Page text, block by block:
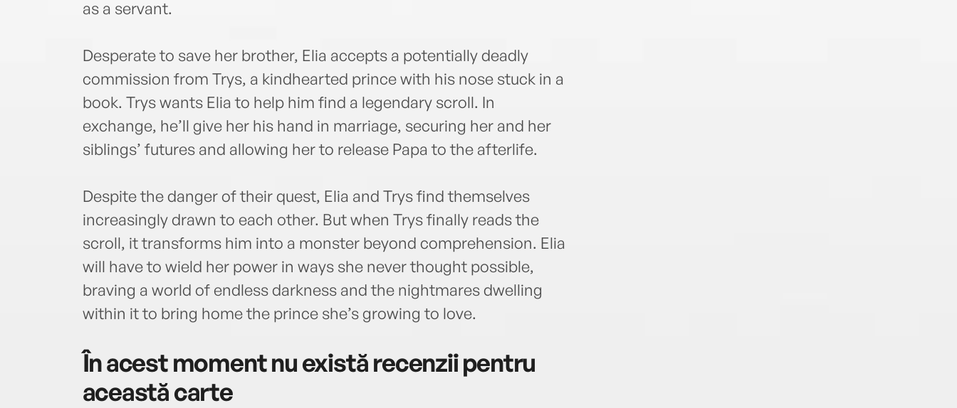
as a servant.
Desperate to save her brother, Elia accepts a potentially deadly
commission from Trys, a kindhearted prince with his nose stuck in a
book. Trys wants Elia to help him find a legendary scroll. In
exchange, he’ll give her his hand in marriage, securing her and her
siblings’ futures and allowing her to release Papa to the afterlife.
Despite the danger of their quest, Elia and Trys find themselves
increasingly drawn to each other. But when Trys finally reads the
scroll, it transforms him into a monster beyond comprehension. Elia
will have to wield her power in ways she never thought possible,
braving a world of endless darkness and the nightmares dwelling
within it to bring home the prince she’s growing to love.
În acest moment nu există recenzii pentru
această carte